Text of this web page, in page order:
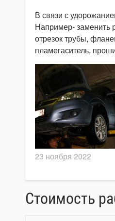
В связи с
Например- заменить
отрезок трубы,
пламегаситель,
23 ноября 2022
Стоимость